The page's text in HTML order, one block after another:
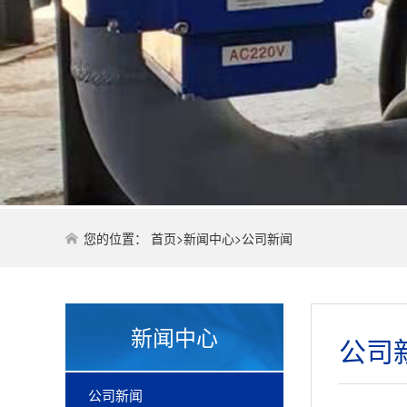
您的位置： 首页>新闻中心>公司新闻
新闻中心
公司新闻
公司